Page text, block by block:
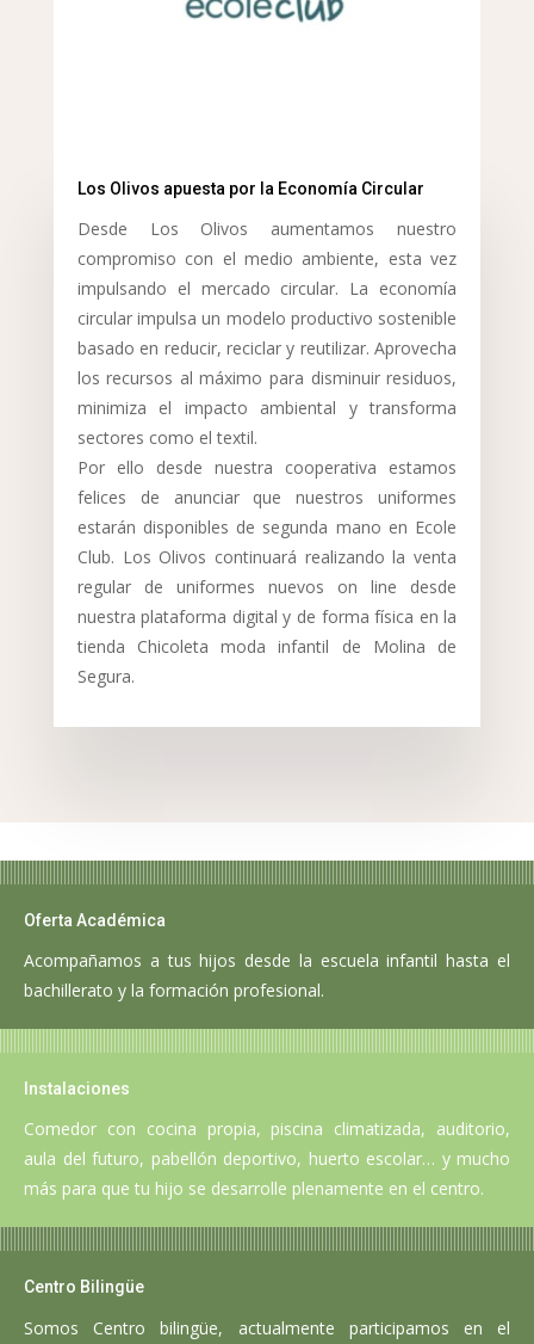
Los Olivos apuesta por la Economía Circular
Desde Los Olivos aumentamos nuestro
compromiso con el medio ambiente, esta vez
impulsando el mercado circular. La economía
circular impulsa un modelo productivo sostenible
basado en reducir, reciclar y reutilizar. Aprovecha
los recursos al máximo para disminuir residuos,
minimiza el impacto ambiental y transforma
sectores como el textil.
Por ello desde nuestra cooperativa estamos
felices de anunciar que nuestros uniformes
estarán disponibles de segunda mano en Ecole
Club. Los Olivos continuará realizando la venta
regular de uniformes nuevos on line desde
nuestra plataforma digital y de forma física en la
tienda Chicoleta moda infantil de Molina de
Segura.
Oferta Académica
Acompañamos a tus hijos desde la escuela infantil hasta el
bachillerato y la formación profesional.
Instalaciones
Comedor con cocina propia, piscina climatizada, auditorio,
aula del futuro, pabellón deportivo, huerto escolar… y mucho
más para que tu hijo se desarrolle plenamente en el centro.
Centro Bilingüe
Somos Centro bilingüe, actualmente participamos en el